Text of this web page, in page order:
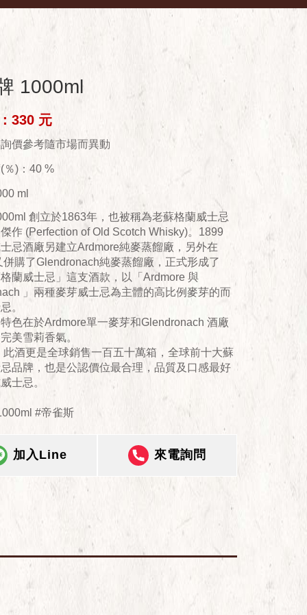
1000ml
330 元
價參考隨市場而異動
％)：40 %
ml
創立於1863年，也被稱為老蘇格蘭威士忌
作 (Perfection of Old Scotch Whisky)。1899
忌酒廠另建立Ardmore純麥蒸餾廠，另外在
併購了Glendronach純麥蒸餾廠，正式形成了
蘭威士忌」這支酒款，以「Ardmore 與
」兩種麥芽威士忌為主體的高比例麥芽的而
。
色在於Ardmore單一麥芽和Glendronach 酒廠
美雪莉香氣。
此酒更是全球銷售一百五十萬箱，全球前十大蘇
品牌，也是公認價位最合理，品質及口感最好
士忌。
#帝雀斯
加入Line 來電詢問